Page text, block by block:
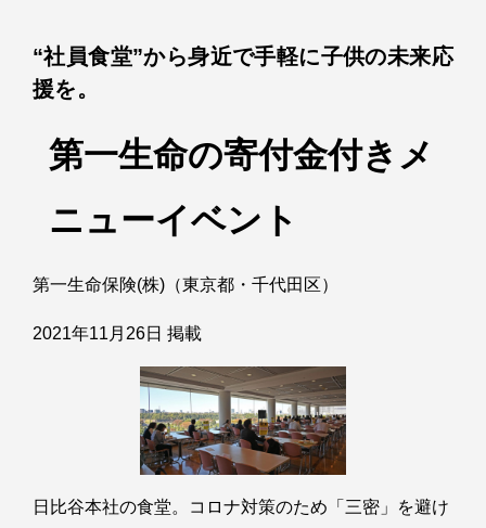
“社員食堂”から身近で手軽に子供の未来応
援を。
第一生命の寄付金付きメ
ニューイベント
第一生命保険(株)（東京都・千代田区）
2021年11月26日 掲載
日比谷本社の食堂。コロナ対策のため「三密」を避け